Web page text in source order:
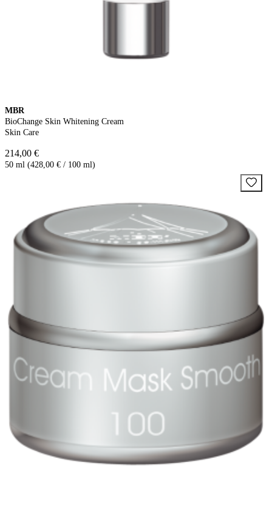
MBR
BioChange Skin Whitening Cream
Skin Care
214,00 €
50 ml (428,00 € / 100 ml)